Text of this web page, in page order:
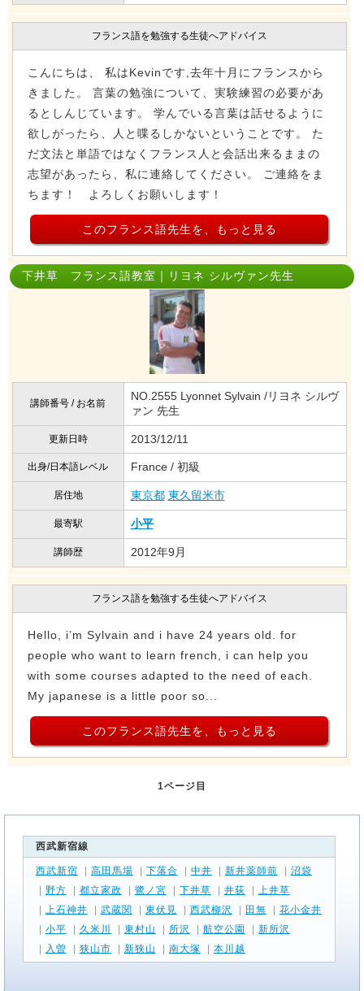
フランス語を勉強する生徒へアドバイス
こんにちは、 私はKevinです,去年十月にフランスから
きました。 言葉の勉強について、実験練習の必要があ
るとしんじています。 学んでいる言葉は話せるように
欲しがったら、人と喋るしかないということです。 た
だ文法と単語ではなくフランス人と会話出来るままの
志望があったら、私に連絡してください。 ご連絡をま
ちます！ よろしくお願いします！
このフランス語先生を、もっと見る
下井草 フランス語教室｜リヨネ シルヴァン先生
講師番号 / お名前
NO.2555 Lyonnet Sylvain /リヨネ シルヴ
ァン 先生
更新日時 2013/12/11
出身/日本語レベル France / 初級
居住地 東京都 東久留米市
最寄駅 小平
講師歴 2012年9月
フランス語を勉強する生徒へアドバイス
Hello, i’m Sylvain and i have 24 years old. for
people who want to learn french, i can help you
with some courses adapted to the need of each.
My japanese is a little poor so...
このフランス語先生を、もっと見る
1ページ目
西武新宿線
西武新宿 高田馬場 下落合 中井 新井薬師前
沼袋
野方 都立家政 鷺ノ宮 下井草 井荻
上井草
上石神井 武蔵関 東伏見 西武柳沢 田無
花小金井
小平 久米川 東村山 所沢 航空公園
新所沢
入曽 狭山市 新狭山 南大塚 本川越